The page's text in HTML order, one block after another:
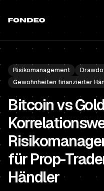
Risikomanagement
Gewohnheiten finanzierter
Bitcoin vs
für Prop-
Händler